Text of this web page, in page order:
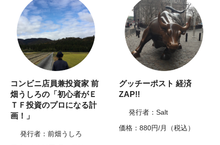
コンビニ店員兼投資家 前
畑うしろの「初心者がＥ
ＴＦ投資のプロになる計
画！」
発行者：前畑うしろ
グッチーポスト 経済
ZAP!!
発行者：Salt
価格：880円/月（税込）